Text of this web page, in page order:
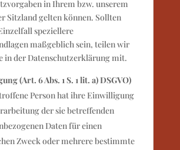
in Ihrem bzw. unserem
Sitzland gelten können. Sollten
speziellere
maßgeblich sein, teilen wir
in der Datenschutzerklärung mit.
(Art. 6 Abs. 1 S. 1 lit. a) DSGVO)
Person hat ihre Einwilligung
der sie betreffenden
Daten für einen
Zweck oder mehrere bestimmte